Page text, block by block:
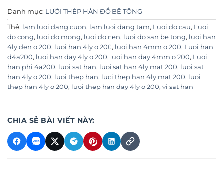
Danh mục: LƯỚI THÉP HÀN ĐỔ BÊ TÔNG
Thẻ: lam luoi dang cuon, lam luoi dang tam, Luoi do cau, Luoi
do cong, luoi do mong, luoi do nen, luoi do san be tong, luoi han
4ly den o 200, luoi han 4ly o 200, luoi han 4mm o 200, Luoi han
d4a200, luoi han day 4ly o 200, luoi han day 4mm o 200, Luoi
han phi 4a200, luoi sat han, luoi sat han 4ly mat 200, luoi sat
han 4ly o 200, luoi thep han, luoi thep han 4ly mat 200, luoi
thep han 4ly o 200, luoi thep han day 4ly o 200, vi sat han
CHIA SẺ BÀI VIẾT NÀY: